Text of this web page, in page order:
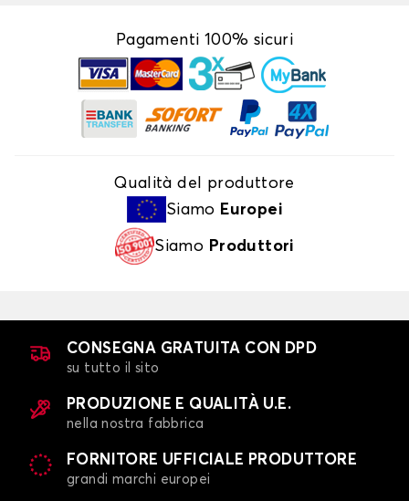
Pagamenti 100% sicuri
Qualità del produttore
Siamo Europei
Siamo Produttori
CONSEGNA GRATUITA CON DPD
su tutto il sito
PRODUZIONE E QUALITÀ U.E.
nella nostra fabbrica
FORNITORE UFFICIALE PRODUTTORE
grandi marchi europei